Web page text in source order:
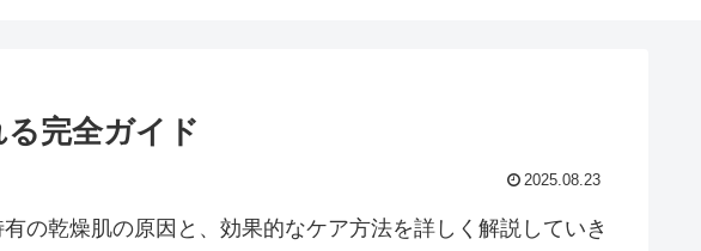
完全ガイド
2025.08.23
の乾燥肌の原因と、効果的なケア方法を詳しく解説していき